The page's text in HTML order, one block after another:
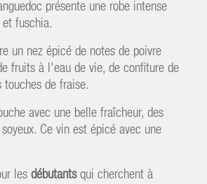
présente une robe intense
fuschia.
un nez épicé de notes de poivre
fruits à l'eau de vie, de confiture de
de fraise.
avec une belle fraîcheur, des
Ce vin est épicé avec une
les débutantsqui cherchent à